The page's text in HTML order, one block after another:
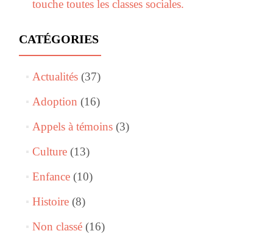
touche toutes les classes sociales.
CATÉGORIES
Actualités(37)
Adoption (16)
Appels à témoins(3)
Culture(13)
Enfance(10)
Histoire(8)
Non classé(16)